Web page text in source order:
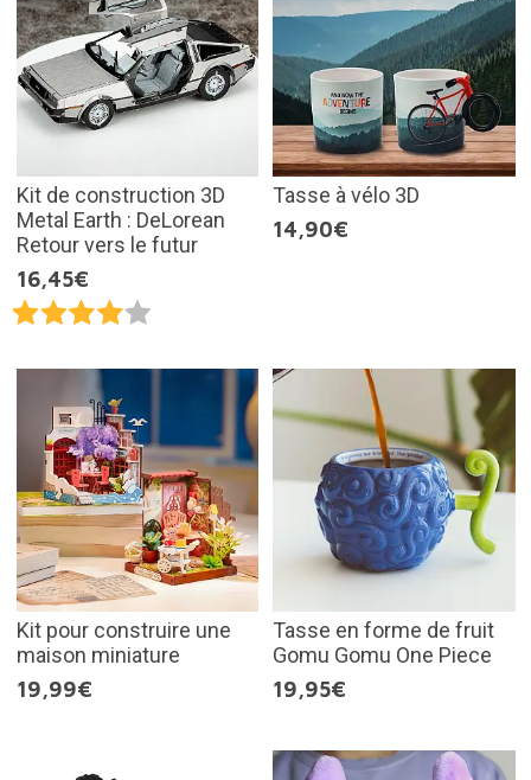
Kit de construction 3D
Metal Earth : DeLorean
Retour vers le futur
16,45€
Tasse à vélo 3D
14,90€
Kit pour construire une
maison miniature
19,99€
Tasse en forme de fruit
Gomu Gomu One Piece
19,95€